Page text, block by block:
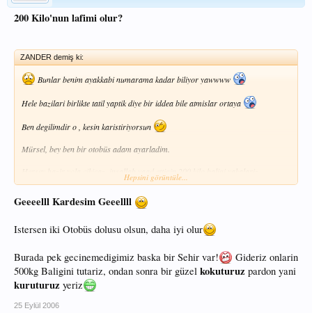
200 Kilo'nun lafimi olur?
ZANDER demiş ki:
Bunlar benim ayakkabi numarama kadar biliyor yawwww
Hele bazilari birlikte tatil yaptik diye bir iddea bile atmislar ortaya
Ben degilimdir o , kesin karistiriyorsun
Mürsel, bey ben bir otobüs adam ayarladim.
Hepsini görüntüle...
Geeeelll Kardesim Geeellll
Istersen iki Otobüs dolusu olsun, daha iyi olur
Burada pek gecinemedigimiz baska bir Sehir var!
Gideriz onlarin
500kg Baligini tutariz, ondan sonra bir güzel kokuturuz pardon yani
kuruturuz yeriz
25 Eylül 2006